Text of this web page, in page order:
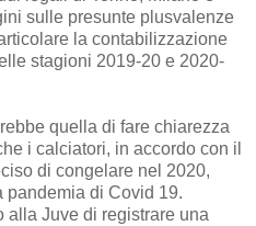
sulle presunte plusvalenze
la contabilizzazione
stagioni 2019-20 e 2020-
quella di fare chiarezza
i calciatori, in accordo con il
di congelare nel 2020,
pandemia di Covid 19.
alla Juve di registrare una